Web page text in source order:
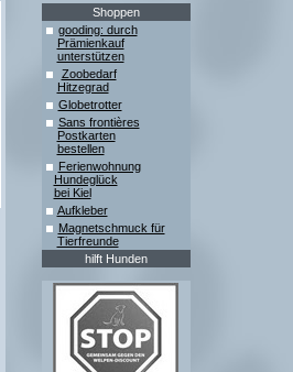
Shoppen
gooding: durch
Prämienkauf
unterstützen
Zoobedarf
Hitzegrad
Globetrotter
Sans frontières
Postkarten
bestellen
Ferienwohnung
Hundeglück
bei Kiel
Aufkleber
Magnetschmuck für
Tierfreunde
hilft Hunden